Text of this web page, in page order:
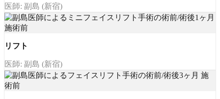
医師: 副島 (新宿)
リフト
医師: 副島 (新宿)